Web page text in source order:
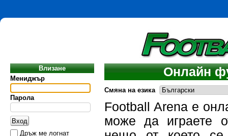
Влизане
Мениджър
Парола
Дръж ме логнат
Онлайн
Смяна на езика
Football Arena е
може да играете